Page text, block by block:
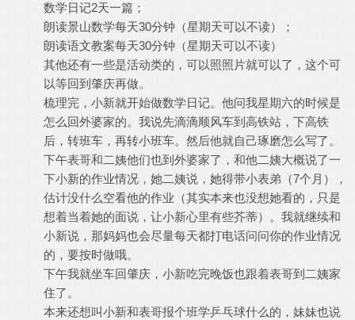
数学日记2天一篇；
朗读景山数学每天30分钟（星期天可以不读）；
朗读语文教案每天30分钟（星期天可以不读）
其他还有一些是活动类的，可以照照片就可以了，这个可
以等回到肇庆再做。
梳理完，小新就开始做数学日记。他问我星期六的时候是
怎么回外婆家的。我说先滴滴顺风车到高铁站，下高铁
后，转班车，再转小班车。然后他就自己琢磨怎么写了。
下午表哥和二姨他们也到外婆家了，和他二姨大概说了一
下小新的作业情况，她二姨说，她得带小表弟（7个月），
估计没什么空看他的作业（其实本来也没想她看的，只是
想着当着她的面说，让小新心里有些芥蒂）。我就继续和
小新说，那妈妈也会尽量每天都打电话问问你的作业情况
的，要按时做哦。
下午我就坐车回肇庆，小新吃完晚饭也跟着表哥到二姨家
住了。
本来还想叫小新和表哥报个班学乒乓球什么的，妹妹也说